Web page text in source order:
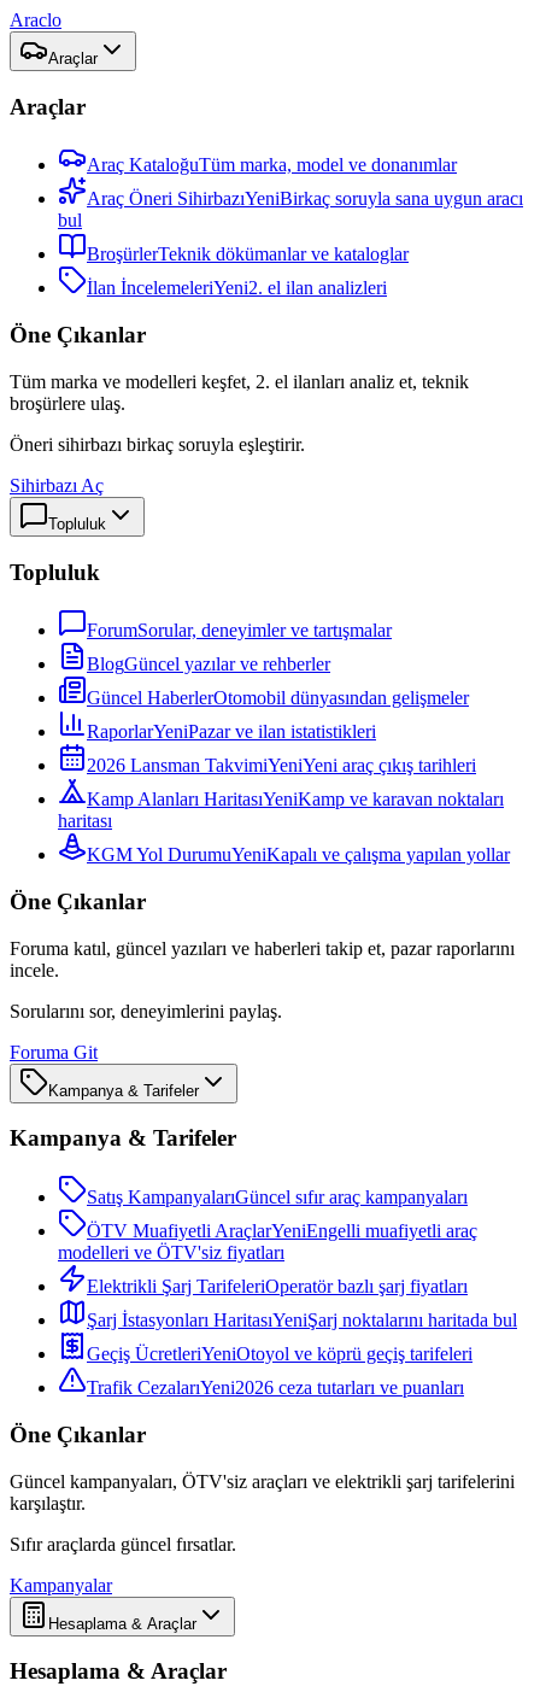
Araclo
Araçlar
Araçlar
Araç KataloğuTüm marka, model ve donanımlar
Araç Öneri SihirbazıYeniBirkaç soruyla sana uygun aracı
bul
BroşürlerTeknik dökümanlar ve kataloglar
İlan İncelemeleriYeni2. el ilan analizleri
Öne Çıkanlar
Tüm marka ve modelleri keşfet, 2. el ilanları analiz et, teknik
broşürlere ulaş.
Öneri sihirbazı birkaç soruyla eşleştirir.
Sihirbazı Aç
Topluluk
Topluluk
ForumSorular, deneyimler ve tartışmalar
BlogGüncel yazılar ve rehberler
Güncel HaberlerOtomobil dünyasından gelişmeler
RaporlarYeniPazar ve ilan istatistikleri
2026 Lansman TakvimiYeniYeni araç çıkış tarihleri
Kamp Alanları HaritasıYeniKamp ve karavan noktaları
haritası
KGM Yol DurumuYeniKapalı ve çalışma yapılan yollar
Öne Çıkanlar
Foruma katıl, güncel yazıları ve haberleri takip et, pazar raporlarını
incele.
Sorularını sor, deneyimlerini paylaş.
Foruma Git
Kampanya & Tarifeler
Kampanya & Tarifeler
Satış KampanyalarıGüncel sıfır araç kampanyaları
ÖTV Muafiyetli AraçlarYeniEngelli muafiyetli araç
modelleri ve ÖTV'siz fiyatları
Elektrikli Şarj TarifeleriOperatör bazlı şarj fiyatları
Şarj İstasyonları HaritasıYeniŞarj noktalarını haritada bul
Geçiş ÜcretleriYeniOtoyol ve köprü geçiş tarifeleri
Trafik CezalarıYeni2026 ceza tutarları ve puanları
Öne Çıkanlar
Güncel kampanyaları, ÖTV'siz araçları ve elektrikli şarj tarifelerini
karşılaştır.
Sıfır araçlarda güncel fırsatlar.
Kampanyalar
Hesaplama & Araçlar
Hesaplama & Araçlar